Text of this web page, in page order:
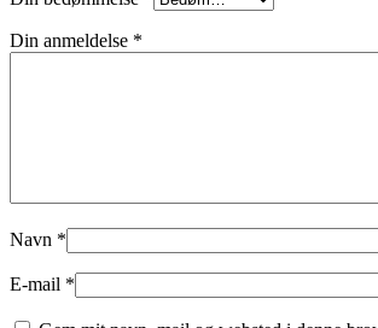
Din anmeldelse *
Navn *
E-mail *